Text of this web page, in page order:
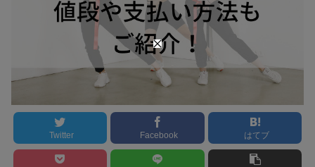
Twitter Facebook はてブ